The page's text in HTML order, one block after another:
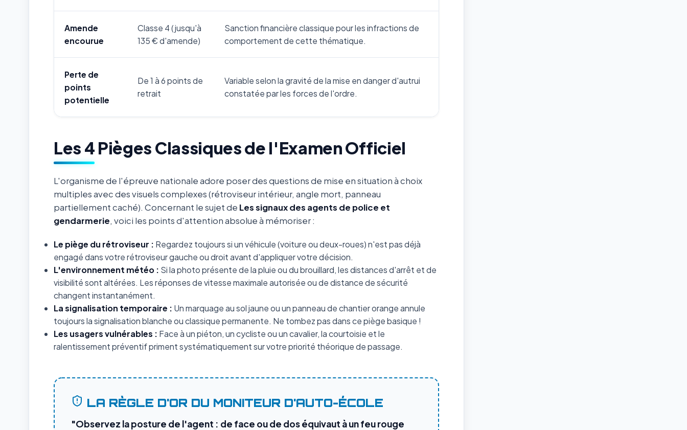
Amende
encourue
Classe 4 (jusqu'à
135 € d'amende)
Sanction financière classique pour les infractions de
comportement de cette thématique.
Perte de
points
potentielle
De 1 à 6 points de
retrait
Variable selon la gravité de la mise en danger d'autrui
constatée par les forces de l'ordre.
Les 4 Pièges Classiques de l'Examen Officiel
L'organisme de l'épreuve nationale adore poser des questions de mise en situation à choix
multiples avec des visuels complexes (rétroviseur intérieur, angle mort, panneau
partiellement caché). Concernant le sujet de Les signaux des agents de police et
gendarmerie, voici les points d'attention absolue à mémoriser :
Le piège du rétroviseur : Regardez toujours si un véhicule (voiture ou deux-roues) n'est pas déjà
engagé dans votre rétroviseur gauche ou droit avant d'appliquer votre décision.
L'environnement météo : Si la photo présente de la pluie ou du brouillard, les distances d'arrêt et de
visibilité sont altérées. Les réponses de vitesse maximale autorisée ou de distance de sécurité
changent instantanément.
La signalisation temporaire : Un marquage au sol jaune ou un panneau de chantier orange annule
toujours la signalisation blanche ou classique permanente. Ne tombez pas dans ce piège basique !
Les usagers vulnérables : Face à un piéton, un cycliste ou un cavalier, la courtoisie et le
ralentissement préventif priment systématiquement sur votre priorité théorique de passage.
LA RÈGLE D'OR DU MONITEUR D'AUTO-ÉCOLE
"Observez la posture de l'agent : de face ou de dos équivaut à un feu rouge